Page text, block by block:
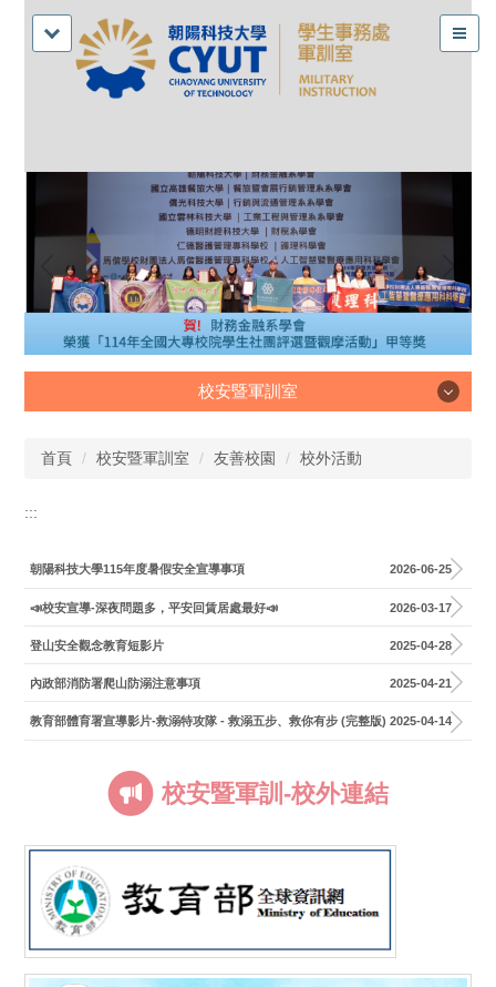
校安暨軍訓室
校安暨軍訓室
首頁 校安暨軍訓室 友善校園 校外活動
:::
朝陽科技大學115年度暑假安全宣導事項 2026-06-25
📣校安宣導-深夜問題多，平安回賃居處最好📣 2026-03-17
登山安全觀念教育短影片 2025-04-28
內政部消防署爬山防溺注意事項 2025-04-21
教育部體育署宣導影片-救溺特攻隊 - 救溺五步、救你有步 (完整版) 2025-04-14
校安暨軍訓-校外連結